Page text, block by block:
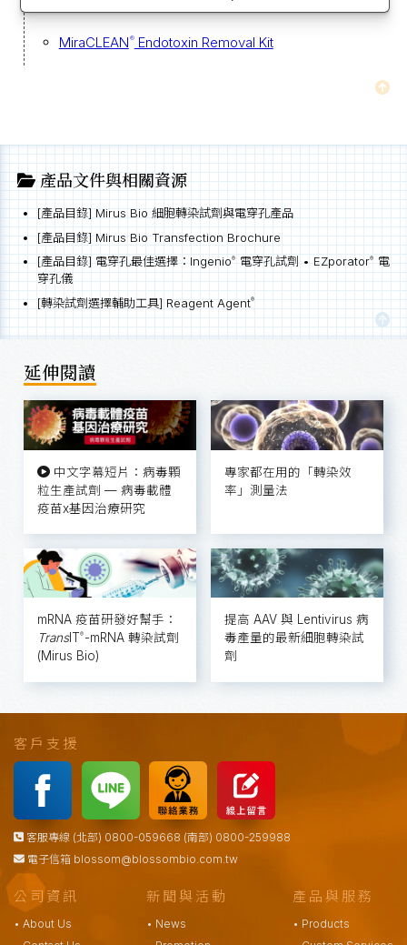
MiraCLEAN ®Endotoxin Removal Kit
產品文件與相關資源
[產品目錄] Mirus Bio 細胞轉染試劑與電穿孔產品
[產品目錄] Mirus Bio Transfection Brochure
[產品目錄] 電穿孔最佳選擇：Ingenio® 電穿孔試劑 • EZporator®電
穿孔儀
[轉染試劑選擇輔助工具] Reagent Agent®
延伸閱讀
中文字幕短片：病毒顆
粒生產試劑 — 病毒載體
疫苗x基因治療研究
專家都在用的「轉染效
率」測量法
mRNA 疫苗研發好幫手：
TransIT® -mRNA 轉染試劑
(Mirus Bio)
提高 AAV 與 Lentivirus 病
毒產量的最新細胞轉染試
劑
公司資訊
• About Us
新聞與活動
• News
產品與服務
• Products
客戶支援
客服專線 (北部) 0800-059668 (南部) 0800-259988
電子信箱 blossom@blossombio.com.tw